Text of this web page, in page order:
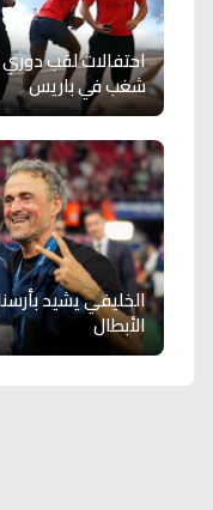
احتفالات لقب دوري
شغب في باريس
الخليفي يشيد
الأبطال